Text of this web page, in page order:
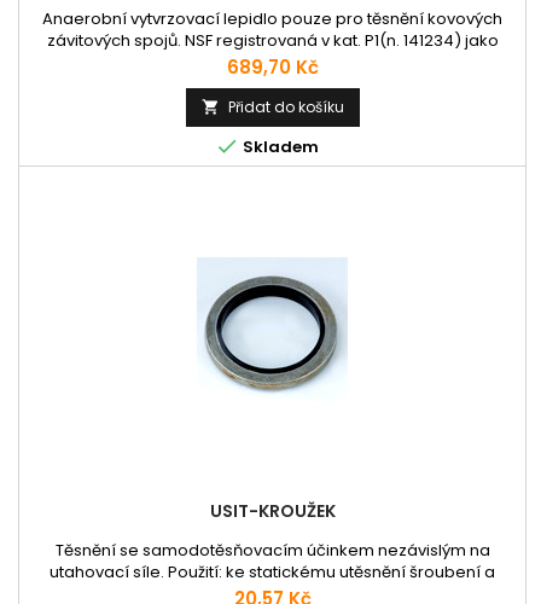
Anaerobní vytvrzovací lepidlo pouze pro těsnění kovových
závitových spojů. NSF registrovaná v kat. P1(n. 141234) jako
přijatelné pro použití jako tmel v oblasti zpracování potravin a
kolem nich. Nahrazuje PTFE pásku a přízi a poskytuje okamžité
utěsnění proti mírnému tlaku. Těsní proti plynu, vodě, LPG,
uhlovodíkům, olejům a dalším chemikáliím....
Cena
689,70 Kč
 Přidat do košíku
 Skladem
USIT-KROUŽEK
Těsnění se samodotěsňovacím účinkem nezávislým na
utahovací síle. Použití: ke statickému utěsnění šroubení a
přírubových spojů (při utahování spoje se těsnící břit opírá o
Cena
20,57 Kč